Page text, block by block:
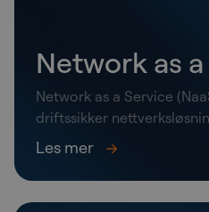
Network as
Network as a Service
driftssikker
Les mer